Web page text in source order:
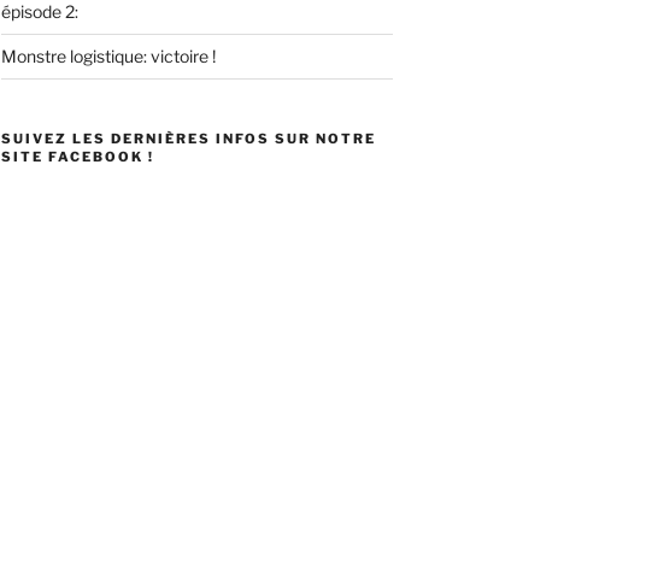
épisode 2:
Monstre logistique: victoire !
SUIVEZ LES DERNIÈRES INFOS SUR NOTRE
SITE FACEBOOK !